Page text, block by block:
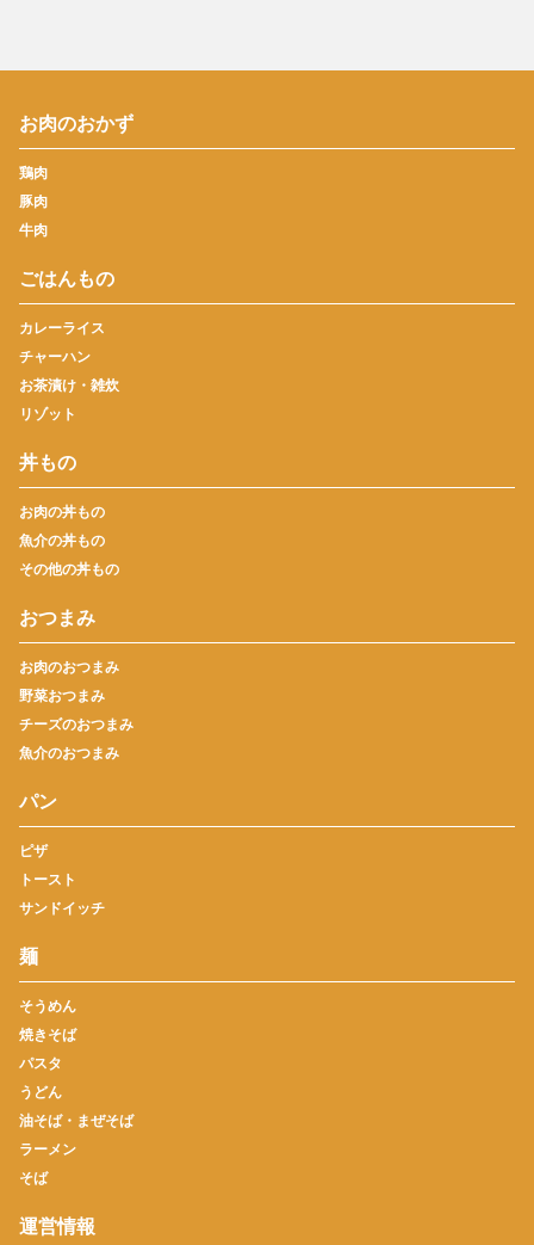
お肉のおかず
鶏肉
豚肉
牛肉
ごはんもの
カレーライス
チャーハン
お茶漬け・雑炊
リゾット
丼もの
お肉の丼もの
魚介の丼もの
その他の丼もの
おつまみ
お肉のおつまみ
野菜おつまみ
チーズのおつまみ
魚介のおつまみ
パン
ピザ
トースト
サンドイッチ
麺
そうめん
焼きそば
パスタ
うどん
油そば・まぜそば
ラーメン
そば
運営情報